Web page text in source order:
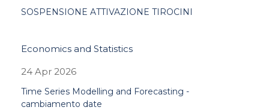
SOSPENSIONE ATTIVAZIONE TIROCINI
Economics and Statistics
24 Apr 2026
Time Series Modelling and Forecasting -
cambiamento date